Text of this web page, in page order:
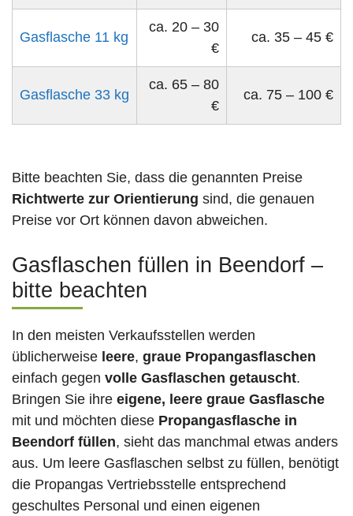
Gasflasche 11 kg
ca. 20 – 30
€
ca. 35 – 45 €
Gasflasche 33 kg
ca. 65 – 80
€
ca. 75 – 100 €
Bitte beachten Sie, dass die genannten Preise
Richtwerte zur Orientierung sind, die genauen
Preise vor Ort können davon abweichen.
Gasflaschen füllen in Beendorf –
bitte beachten
In den meisten Verkaufsstellen werden
üblicherweise leere, graue Propangasflaschen
einfach gegen volle Gasflaschen getauscht.
Bringen Sie ihre eigene, leere graue Gasflasche
mit und möchten diese Propangasflasche in
Beendorf füllen, sieht das manchmal etwas anders
aus. Um leere Gasflaschen selbst zu füllen, benötigt
die Propangas Vertriebsstelle entsprechend
geschultes Personal und einen eigenen